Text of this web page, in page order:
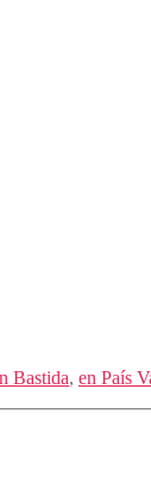
Bastida, en País